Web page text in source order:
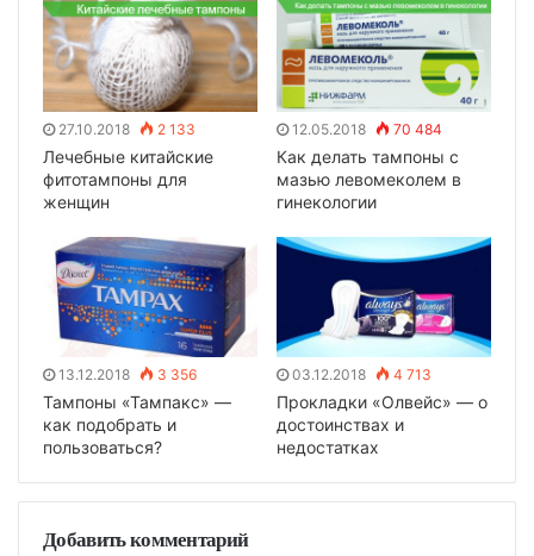
27.10.2018 2 133
Лечебные китайские
фитотампоны для
женщин
12.05.2018 70 484
Как делать тампоны с
мазью левомеколем в
гинекологии
13.12.2018 3 356
Тампоны «Тампакс» —
как подобрать и
пользоваться?
03.12.2018 4 713
Прокладки «Олвейс» — о
достоинствах и
недостатках
Добавить комментарий